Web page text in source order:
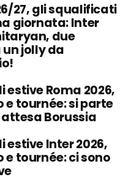
27, gli squalificati
giornata: Inter
due
jolly da
estive Roma 2026,
e tournée: si parte
Borussia
estive Inter 2026,
e tournée: ci sono